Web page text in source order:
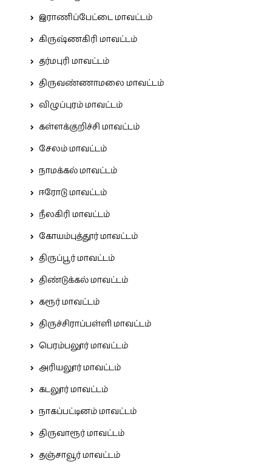
இராணிப்பேட்டை மாவட்டம்
கிருஷ்ணகிரி மாவட்டம்
தர்மபுரி மாவட்டம்
திருவண்ணாமலை மாவட்டம்
விழுப்புரம் மாவட்டம்
கள்ளக்குறிச்சி மாவட்டம்
சேலம் மாவட்டம்
நாமக்கல் மாவட்டம்
ஈரோடு மாவட்டம்
நீலகிரி மாவட்டம்
கோயம்புத்தூர் மாவட்டம்
திருப்பூர் மாவட்டம்
திண்டுக்கல் மாவட்டம்
கரூர் மாவட்டம்
திருச்சிராப்பள்ளி மாவட்டம்
பெரம்பலூர் மாவட்டம்
அரியலூர் மாவட்டம்
கடலூர் மாவட்டம்
நாகப்பட்டினம் மாவட்டம்
திருவாரூர் மாவட்டம்
தஞ்சாவூர் மாவட்டம்